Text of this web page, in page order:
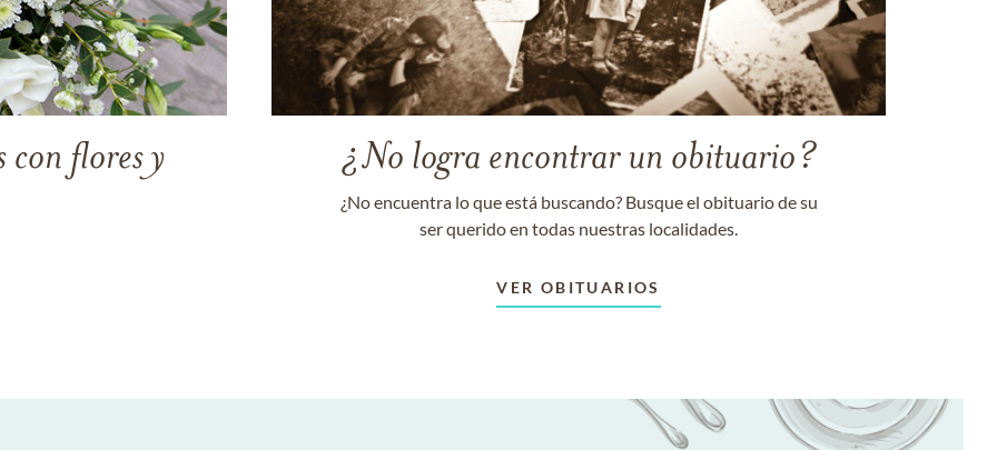
con flores y
¿No logra encontrar un obituario?
¿No encuentra lo que está buscando? Busque el obituario de su
ser querido en todas nuestras localidades.
VER OBITUARIOS